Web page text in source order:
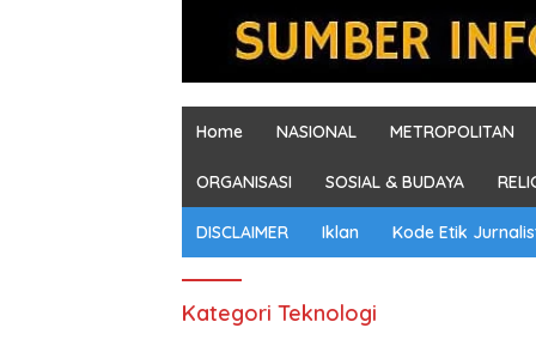
Home NASIONAL METROPOLITAN
ORGANISASI SOSIAL & BUDAYA
DISCLAIMER Iklan Kode Etik
Kategori Teknologi